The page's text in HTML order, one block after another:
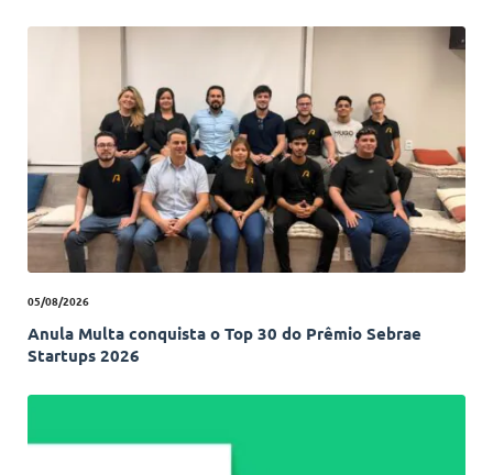
05/08/2026
Anula Multa conquista o Top 30 do Prêmio Sebrae
Startups 2026